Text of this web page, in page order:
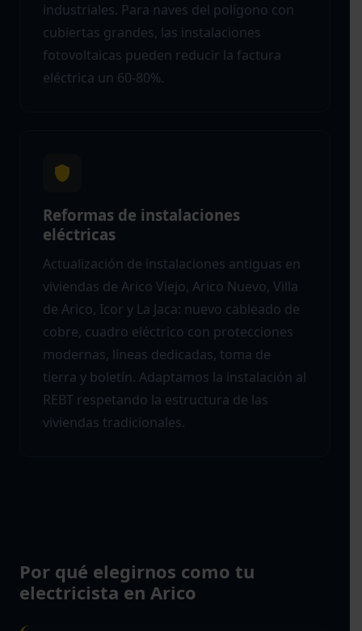
industriales. Para naves del polígono con
cubiertas grandes, las instalaciones
fotovoltaicas pueden reducir la factura
eléctrica un 60-80%.
Reformas de instalaciones
eléctricas
Actualización de instalaciones antiguas en
viviendas de Arico Viejo, Arico Nuevo, Villa
de Arico, Icor y La Jaca: nuevo cableado de
cobre, cuadro eléctrico con protecciones
modernas, líneas dedicadas, toma de
tierra y boletín. Adaptamos la instalación al
REBT respetando la estructura de las
viviendas tradicionales.
Por qué elegirnos como tu
electricista en Arico